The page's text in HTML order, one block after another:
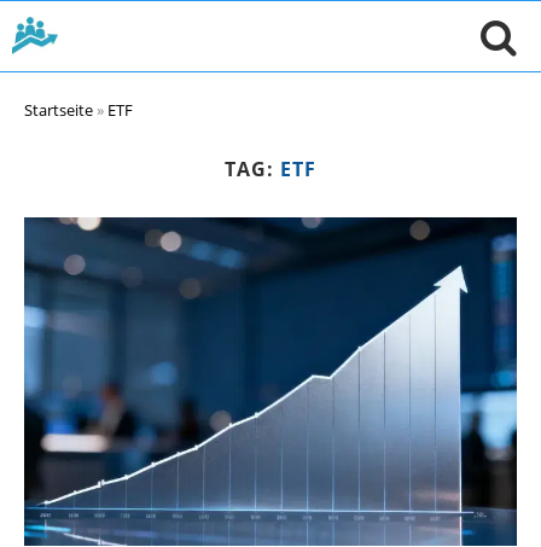
Startseite» ETF
TAG: ETF